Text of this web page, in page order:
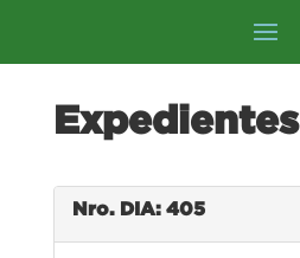
Expedientes
Nro. DIA: 405